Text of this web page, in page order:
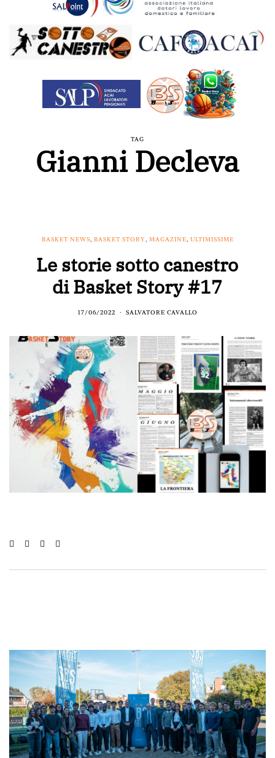
TAG
Gianni Decleva
BASKET NEWS, BASKET STORY, MAGAZINE, ULTIMISSIME
Le storie sotto canestro
di Basket Story #17
17/06/2022 SALVATORE CAVALLO